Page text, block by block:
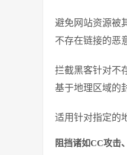
避免网站资源被
不存在链接的恶
拦截黑客针对不
基于地理区域的
适用针对指定的
阻挡诸如CC攻击